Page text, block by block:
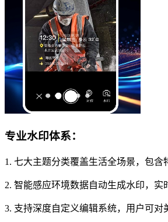
专业水印体系：
1. 七大主题分类覆盖生活全场景，包
2. 智能感应环境数据自动生成水印，
3. 支持深度自定义编辑系统，用户可对